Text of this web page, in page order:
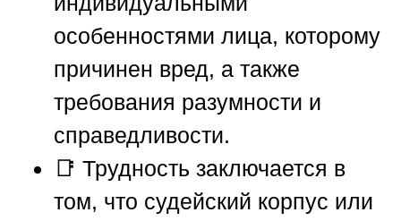
особенностями лица, которому
причинен вред, а также
требования разумности и
справедливости.
📑 Трудность заключается в
том, что судейский корпус или